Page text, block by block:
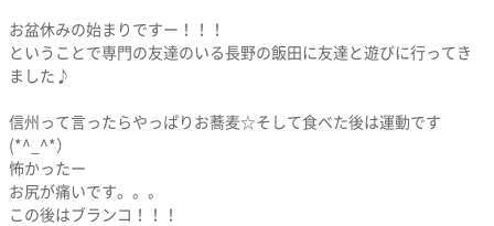
お盆休みの始まりですー！！！
ということで専門の友達のいる長野の飯田に友達と遊びに行ってき
ました♪
信州って言ったらやっぱりお蕎麦☆そして食べた後は運動です
(*^_^*）
怖かったー
お尻が痛いです。。。
この後はブランコ！！！